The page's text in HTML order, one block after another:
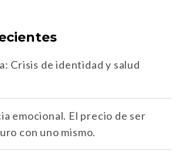
Crisis de identidad y salud
emocional. El precio de ser
con uno mismo.